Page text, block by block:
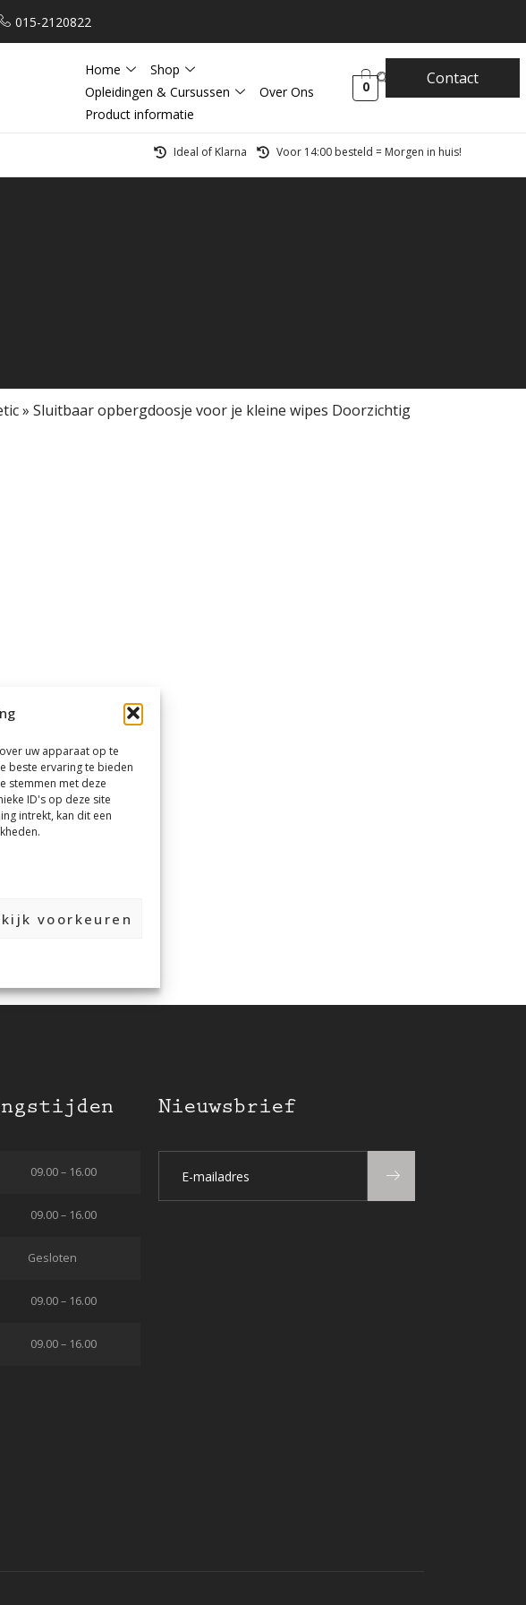
uw apparaat op te
beste ervaring te bieden
stemmen met deze
ID's op deze site
intrekt, kan dit een
voorkeuren
015-2120822
Home
Shop
Opleidingen & Cursussen
Over Ons
Product informatie
0 Contact
Ideal of Klarna Voor 14:00 besteld = Morgen in huis!
» Sluitbaar opbergdoosje voor je kleine wipes Doorzichtig
09.00 – 16.00
09.00 – 16.00
Gesloten
09.00 – 16.00
09.00 – 16.00
Nieuwsbrief